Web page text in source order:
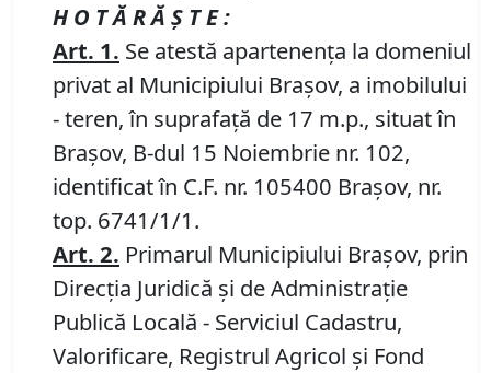
H O T Ă R Ă Ş T E :
Art. 1. Se atestă apartenența la domeniul
privat al Municipiului Brașov, a imobilului
- teren, în suprafață de 17 m.p., situat în
Brașov, B-dul 15 Noiembrie nr. 102,
identificat în C.F. nr. 105400 Brașov, nr.
top. 6741/1/1.
Art. 2. Primarul Municipiului Brașov, prin
Direcția Juridică și de Administrație
Publică Locală - Serviciul Cadastru,
Valorificare, Registrul Agricol și Fond